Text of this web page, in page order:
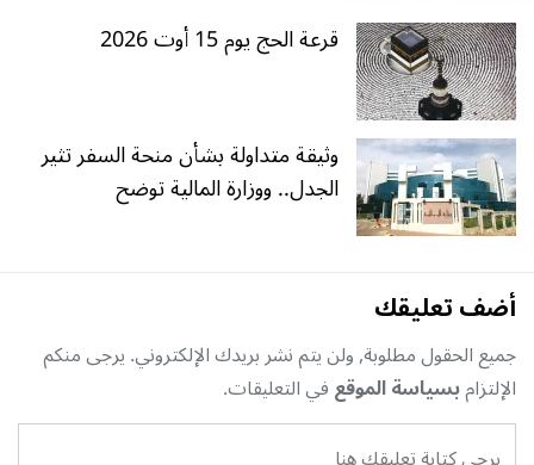
قرعة الحج يوم 15 أوت 2026
وثيقة متداولة بشأن منحة السفر تثير
الجدل.. ووزارة المالية توضح
أضف تعليقك
جميع الحقول مطلوبة, ولن يتم نشر بريدك الإلكتروني. يرجى منكم
الإلتزامبسياسة الموقعفي التعليقات.